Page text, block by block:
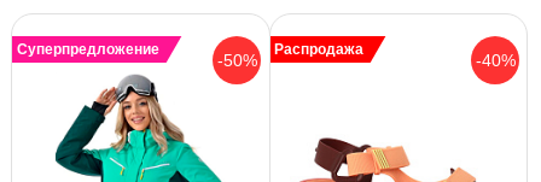
-50%
Суперпредложение
-40%
Распродажа